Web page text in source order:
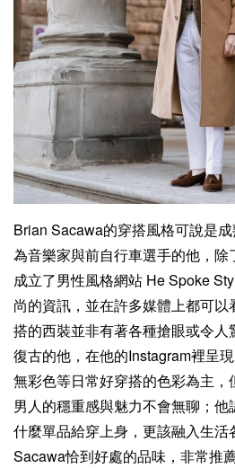
Brian Sacawa的穿搭風格可說是
為音樂家與前自行車選手的他，
成立了男性風格網站 He Spoke
尚的資訊，並在許多媒體上都可
搭的西裝並非有著各種搶眼或令
復古的他，在他的Instagram裡呈現
無彩色等日常好穿搭的色彩為主
男人的穩重感與魅力不會無聊；
什麼單品給穿上身，更該融入生
Sacawa恰到好處的品味，非常推